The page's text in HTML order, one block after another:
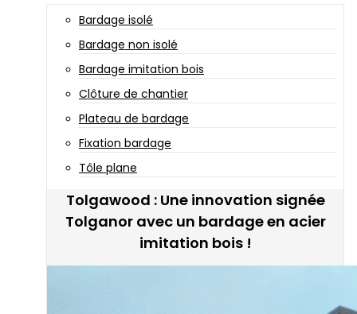
Bardage isolé
Bardage non isolé
Bardage imitation bois
Clôture de chantier
Plateau de bardage
Fixation bardage
Tôle plane
Tolgawood : Une innovation signée
Tolganor avec un bardage en acier
imitation bois !